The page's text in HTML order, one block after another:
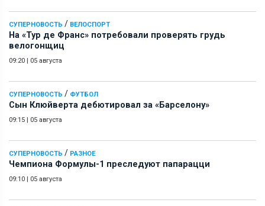
СУПЕРНОВОСТЬ / ВЕЛОСПОРТ
На «Тур де Франс» потребовали проверять грудь
велогонщиц
09:20 | 05 августа
СУПЕРНОВОСТЬ / ФУТБОЛ
Сын Клюйверта дебютировал за «Барселону»
09:15 | 05 августа
СУПЕРНОВОСТЬ / РАЗНОЕ
Чемпиона Формулы-1 преследуют папарацци
09:10 | 05 августа